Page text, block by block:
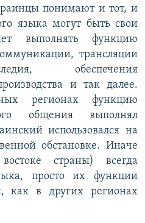
понимают и тот, и
языка могут быть свои
выполнять функцию
трансляции
обеспечения
и так далее.
регионах функцию
общения выполнял
использовался на
обстановке. Иначе
страны) всегда
просто их функции
как в других регионах